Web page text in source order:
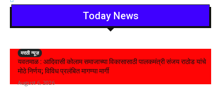
Today News
मराठी न्यूज़
यवतमाळ : आदिवासी कोलाम समाजाच्या विकासासाठी पालकमंत्री संजय राठोड यांचे
मोठे निर्णय; विविध प्रलंबित मागण्या मार्गी
August 6, 2026